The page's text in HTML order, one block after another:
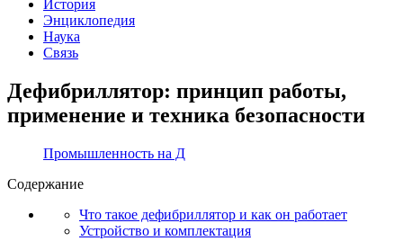
История
Энциклопедия
Наука
Связь
Дефибриллятор: принцип работы,
применение и техника безопасности
Промышленность на Д
Содержание
Что такое дефибриллятор и как он работает
Устройство и комплектация